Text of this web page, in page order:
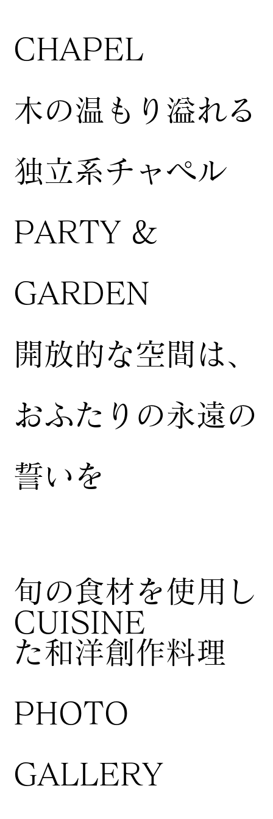
CUISINE
​旬の食材を使用し
た和洋創作料理
CHAPEL
木の温もり溢れる
独立系チャペル
​PHOTO
GALLERY
PARTY &
GARDEN
開放的な空間は、
おふたりの永遠の
誓いを